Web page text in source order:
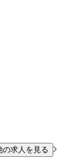
求人を見る